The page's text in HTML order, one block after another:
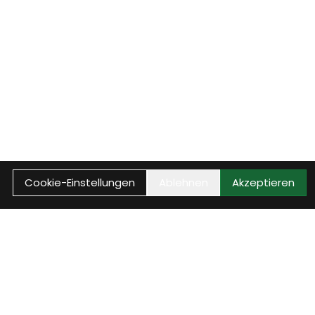
Cookie-Einstellungen Akzeptieren